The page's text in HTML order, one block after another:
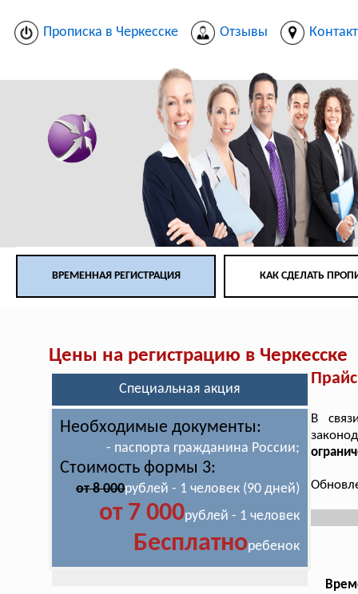
Прописка в Черкесске Отзывы
ВРЕМЕННАЯ РЕГИСТРАЦИЯ КАК СДЕЛАТЬ
Цены на регистрацию в Черкесске
Специальная акция
Необходимые документы:
- паспорта гражданина России;
Стоимость формы 3:
от 8 000рублей - 1 человек (90 дней)
от 7 000рублей - 1 человек
Бесплатноребенок
В